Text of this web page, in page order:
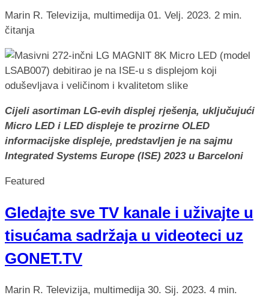
Marin R. Televizija, multimedija 01. Velj. 2023. 2 min.
čitanja
Cijeli asortiman LG-evih displej rješenja, uključujući
Micro LED i LED displeje te prozirne OLED
informacijske displeje, predstavljen je na sajmu
Integrated Systems Europe (ISE) 2023 u Barceloni
Featured
Gledajte sve TV kanale i uživajte u
tisućama sadržaja u videoteci uz
GONET.TV
Marin R. Televizija, multimedija 30. Sij. 2023. 4 min.